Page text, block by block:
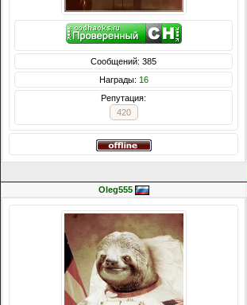
Сообщений: 385
Награды: 16
Репутация:
420
Oleg555